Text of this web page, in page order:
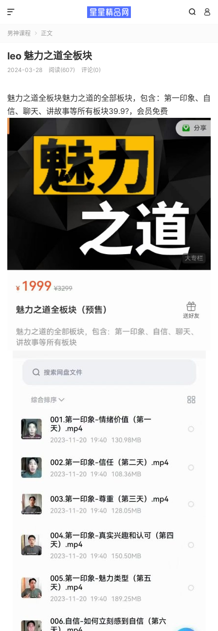
 

男神课程  正文
leo 魅力之道全板块
2024-03-28 阅读(607) 评论(0)
魅力之道全板块魅力之道的全部板块，包含：第一印象、自
信、聊天、讲故事等所有板块39.9?，会员免费